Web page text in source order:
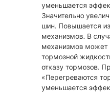
уменьшается
Значительно
шин. Повышается
механизмов. В
механизмов может
тормозной
отказу тормозов.
«Перегреваются
уменьшается